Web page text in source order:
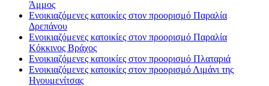
Άμμος
Ενοικιαζόμενες κατοικίες στον προορισμό Παραλία
Δρεπάνου
Ενοικιαζόμενες κατοικίες στον προορισμό Παραλία
Κόκκινος Βράχος
Ενοικιαζόμενες κατοικίες στον προορισμό Πλαταριά
Ενοικιαζόμενες κατοικίες στον προορισμό Λιμάνι της
Ηγουμενίτσας